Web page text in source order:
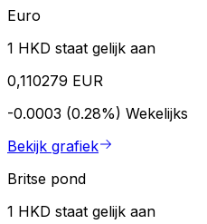
Euro
1 HKD staat gelijk aan
0,110279 EUR
-0.0003 (0.28%) Wekelijks
Bekijk grafiek
Britse pond
1 HKD staat gelijk aan